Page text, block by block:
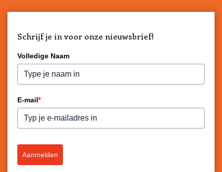
Schrijf je in voor onze nieuwsbrief!
Volledige Naam
E-mail*
Aanmelden